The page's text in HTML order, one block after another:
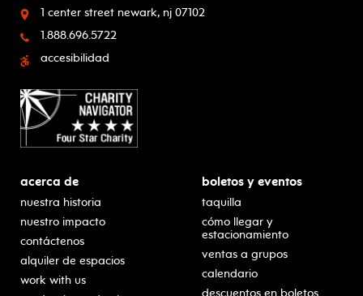
1 center street newark, nj 07102
1.888.696.5722
accesibilidad
acerca de
nuestra historia
nuestro impacto
contáctenos
alquiler de espacios
work with us
boletos y eventos
taquilla
cómo llegar y
estacionamiento
ventas a grupos
calendario